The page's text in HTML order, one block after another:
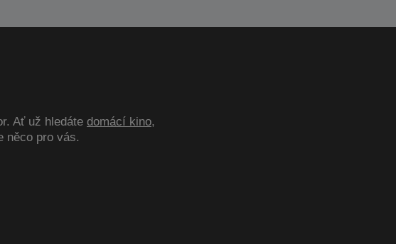
Ať už hledáte domácí kino,
něco pro vás.